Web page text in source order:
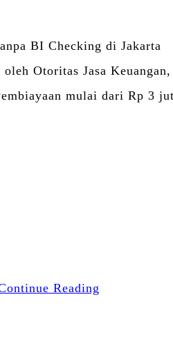
BI Checking di Jakarta
Otoritas Jasa
mulai dari Rp 3
Share
Reading